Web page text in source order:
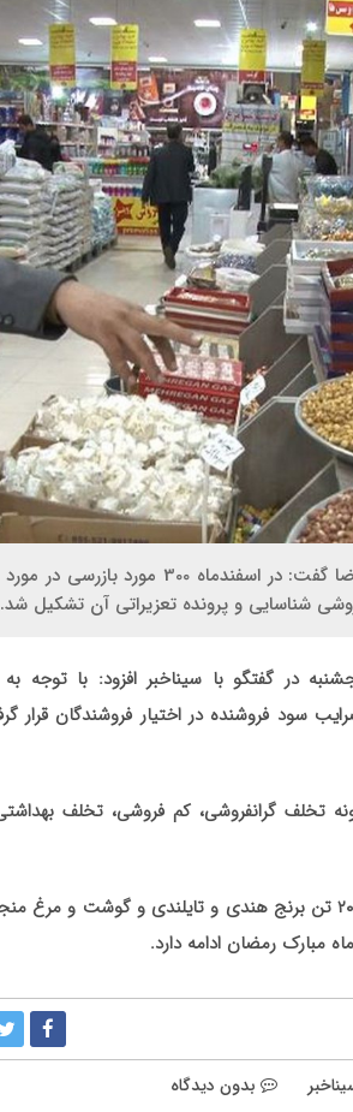
سیناخبر- مدیر جهاد کشاورزی شهرستان شهرضا گفت:
در گفتگو با سیناخبر افزود: با توجه
سود فروشنده در اختیار فروشندگان قرار
تخلف گرانفروشی، کم فروشی، تخلف
وی اظهار داشت: در دوماهه اخیر ۱۰۰ تن شکر، ۲۰۰ تن برنج هندی و
مبارک رمضان ادامه دارد.
بدون دیدگاه